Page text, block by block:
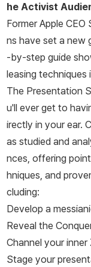
he Activist
Former Apple
ns have set a new
-by-step guide
leasing
The Presentation
u'll ever get to
irectly in your ear.
as studied and
nces, offering
hniques, and
cluding:
Develop a
Reveal the
Channel your inner
Stage your